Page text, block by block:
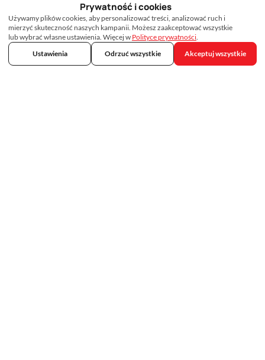
Kontakt
Dla pracodawców
Dla biur podróży
Szczepienia dla podróżnych
Prywatność i cookies
Używamy plików cookies, aby personalizować treści, analizować ruch i
mierzyć skuteczność naszych kampanii. Możesz zaakceptować wszystkie
lub wybrać własne ustawienia. Więcej w Polityce prywatności.
Ustawienia
Odrzuć wszystkie Akceptuj wszystkie